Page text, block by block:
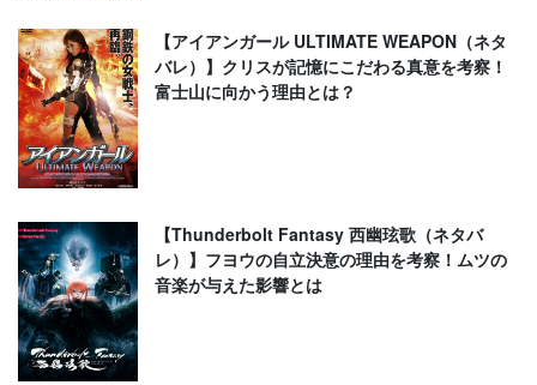
【アイアンガール ULTIMATE WEAPON（ネタ
バレ）】クリスが記憶にこだわる真意を考察！
富士山に向かう理由とは？
【Thunderbolt Fantasy 西幽玹歌（ネタバ
レ）】フヨウの自立決意の理由を考察！ムツの
音楽が与えた影響とは